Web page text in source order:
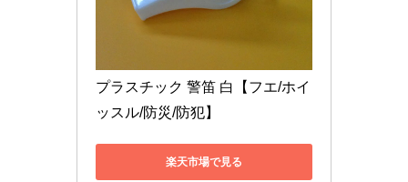
プラスチック 警笛 白【フエ/ホイ
ッスル/防災/防犯】
楽天市場で見る